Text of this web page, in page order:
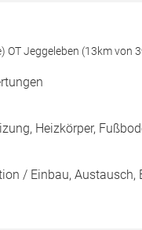
OT Jeggeleben (13km von
Heizkörper,
/ Einbau,